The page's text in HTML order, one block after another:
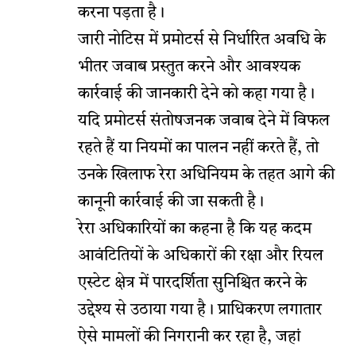
करना पड़ता है।
जारी नोटिस में प्रमोटर्स से निर्धारित अवधि के
भीतर जवाब प्रस्तुत करने और आवश्यक
कार्रवाई की जानकारी देने को कहा गया है।
यदि प्रमोटर्स संतोषजनक जवाब देने में विफल
रहते हैं या नियमों का पालन नहीं करते हैं, तो
उनके खिलाफ रेरा अधिनियम के तहत आगे की
कानूनी कार्रवाई की जा सकती है।
रेरा अधिकारियों का कहना है कि यह कदम
आवंटितियों के अधिकारों की रक्षा और रियल
एस्टेट क्षेत्र में पारदर्शिता सुनिश्चित करने के
उद्देश्य से उठाया गया है। प्राधिकरण लगातार
ऐसे मामलों की निगरानी कर रहा है, जहां